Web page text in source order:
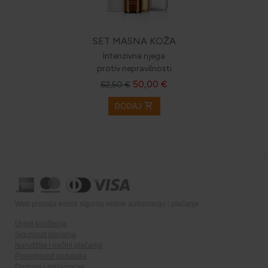
SET MASNA KOŽA
Intenzivna njega
protiv nepravilnosti
62,50 € 50,00 €
DODAJ shopping_cart